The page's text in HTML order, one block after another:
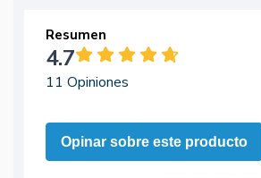
Resumen
4.7
11 Opiniones
Opinar sobre este producto